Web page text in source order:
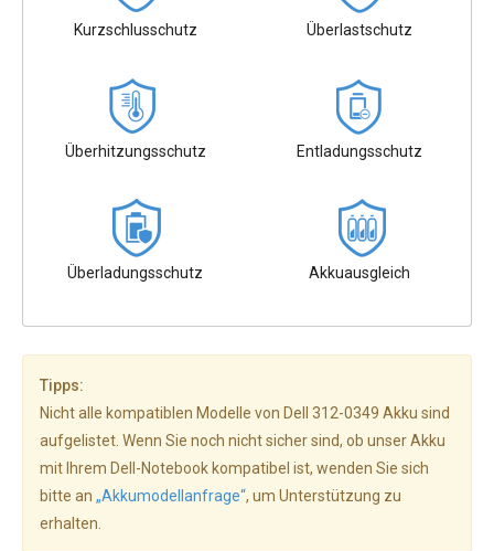
Kurzschlusschutz Überlastschutz
Überhitzungsschutz Entladungsschutz
Überladungsschutz Akkuausgleich
Tipps:
Nicht alle kompatiblen Modelle von Dell 312-0349 Akku sind
aufgelistet. Wenn Sie noch nicht sicher sind, ob unser Akku
mit Ihrem Dell-Notebook kompatibel ist, wenden Sie sich
bitte an „Akkumodellanfrage“, um Unterstützung zu
erhalten.